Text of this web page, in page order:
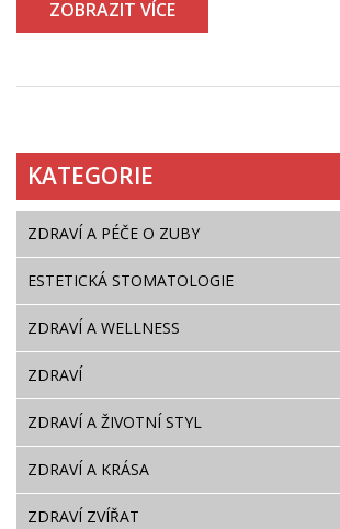
ZOBRAZIT VÍCE
KATEGORIE
ZDRAVÍ A PÉČE O ZUBY
ESTETICKÁ STOMATOLOGIE
ZDRAVÍ A WELLNESS
ZDRAVÍ
ZDRAVÍ A ŽIVOTNÍ STYL
ZDRAVÍ A KRÁSA
ZDRAVÍ ZVÍŘAT